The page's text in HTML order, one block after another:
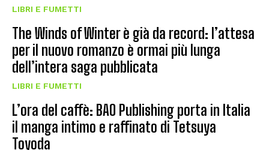
LIBRI E FUMETTI
The Winds of Winter è già da record: l’attesa
per il nuovo romanzo è ormai più lunga
dell’intera saga pubblicata
LIBRI E FUMETTI
L’ora del caffè: BAO Publishing porta in Italia
il manga intimo e raffinato di Tetsuya
Toyoda